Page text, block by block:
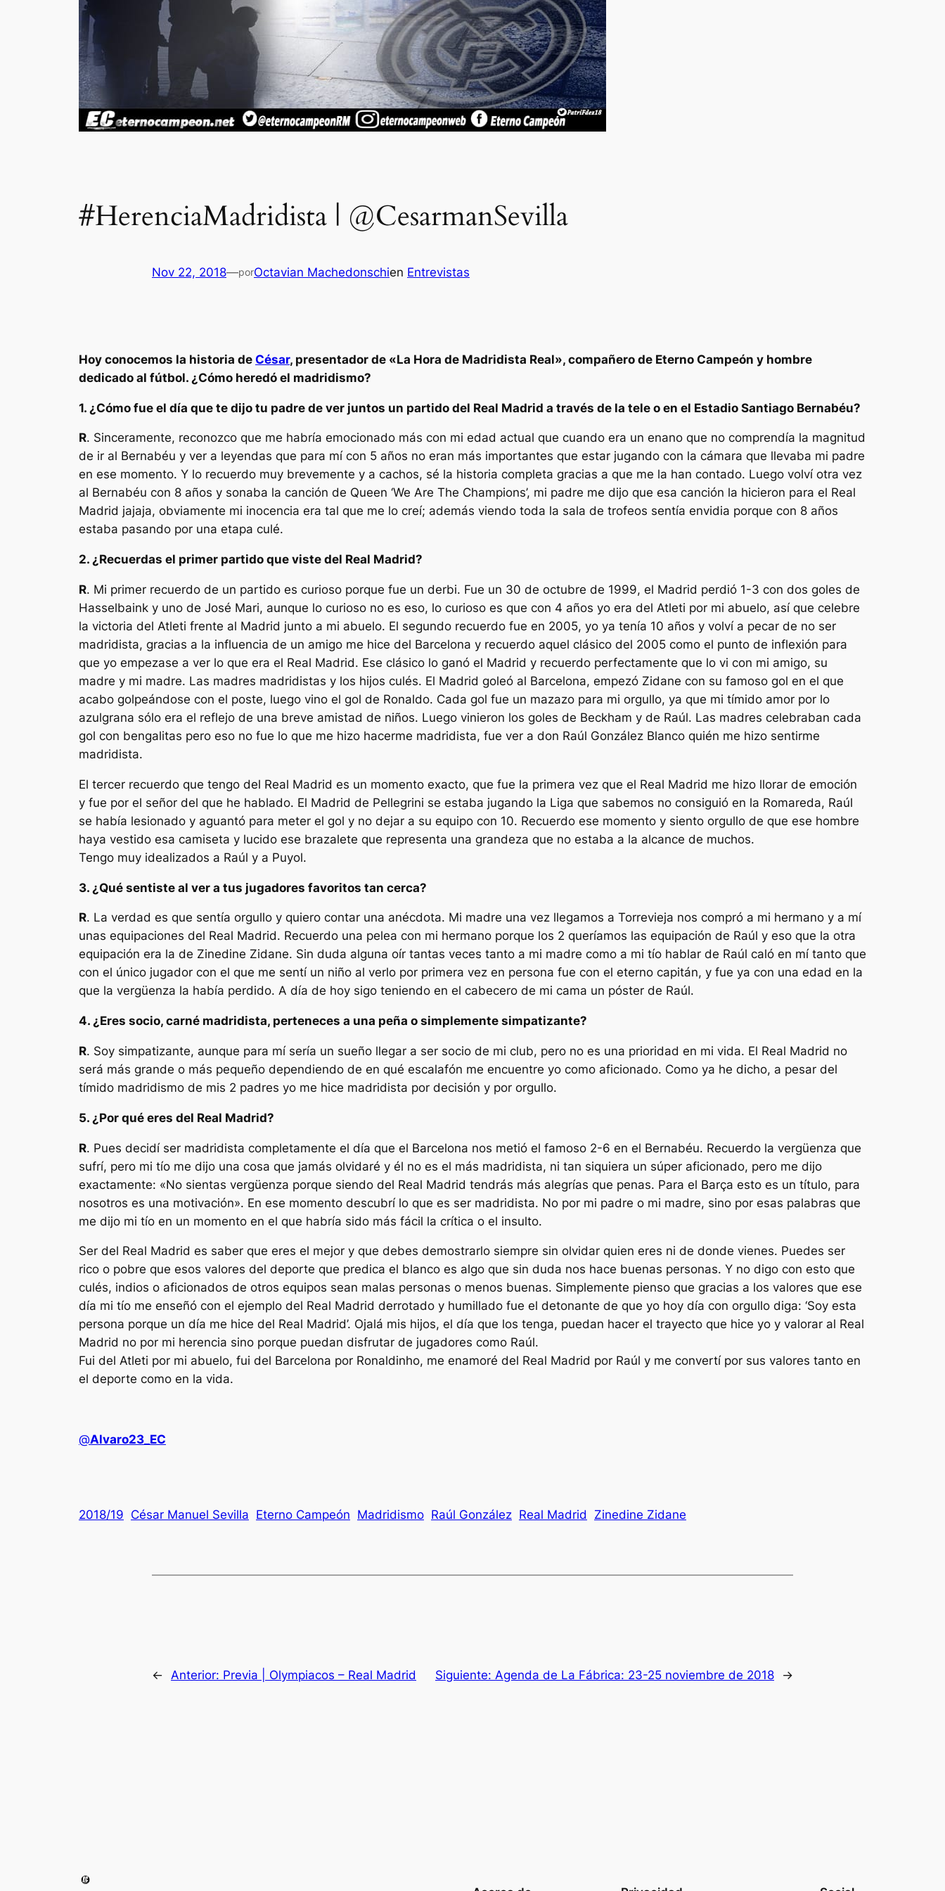
#HerenciaMadridista | @CesarmanSevilla
Nov 22, 2018—porOctavian Machedonschien Entrevistas
Hoy conocemos la historia de César, presentador de «La Hora de Madridista Real», compañero de Eterno Campeón y hombre
dedicado al fútbol. ¿Cómo heredó el madridismo?
1. ¿Cómo fue el día que te dijo tu padre de ver juntos un partido del Real Madrid a través de la tele o en el Estadio Santiago Bernabéu?
R. Sinceramente, reconozco que me habría emocionado más con mi edad actual que cuando era un enano que no comprendía la magnitud
de ir al Bernabéu y ver a leyendas que para mí con 5 años no eran más importantes que estar jugando con la cámara que llevaba mi padre
en ese momento. Y lo recuerdo muy brevemente y a cachos, sé la historia completa gracias a que me la han contado. Luego volví otra vez
al Bernabéu con 8 años y sonaba la canción de Queen ‘We Are The Champions’, mi padre me dijo que esa canción la hicieron para el Real
Madrid jajaja, obviamente mi inocencia era tal que me lo creí; además viendo toda la sala de trofeos sentía envidia porque con 8 años
estaba pasando por una etapa culé.
2. ¿Recuerdas el primer partido que viste del Real Madrid?
R. Mi primer recuerdo de un partido es curioso porque fue un derbi. Fue un 30 de octubre de 1999, el Madrid perdió 1-3 con dos goles de
Hasselbaink y uno de José Mari, aunque lo curioso no es eso, lo curioso es que con 4 años yo era del Atleti por mi abuelo, así que celebre
la victoria del Atleti frente al Madrid junto a mi abuelo. El segundo recuerdo fue en 2005, yo ya tenía 10 años y volví a pecar de no ser
madridista, gracias a la influencia de un amigo me hice del Barcelona y recuerdo aquel clásico del 2005 como el punto de inflexión para
que yo empezase a ver lo que era el Real Madrid. Ese clásico lo ganó el Madrid y recuerdo perfectamente que lo vi con mi amigo, su
madre y mi madre. Las madres madridistas y los hijos culés. El Madrid goleó al Barcelona, empezó Zidane con su famoso gol en el que
acabo golpeándose con el poste, luego vino el gol de Ronaldo. Cada gol fue un mazazo para mi orgullo, ya que mi tímido amor por lo
azulgrana sólo era el reflejo de una breve amistad de niños. Luego vinieron los goles de Beckham y de Raúl. Las madres celebraban cada
gol con bengalitas pero eso no fue lo que me hizo hacerme madridista, fue ver a don Raúl González Blanco quién me hizo sentirme
madridista.
El tercer recuerdo que tengo del Real Madrid es un momento exacto, que fue la primera vez que el Real Madrid me hizo llorar de emoción
y fue por el señor del que he hablado. El Madrid de Pellegrini se estaba jugando la Liga que sabemos no consiguió en la Romareda, Raúl
se había lesionado y aguantó para meter el gol y no dejar a su equipo con 10. Recuerdo ese momento y siento orgullo de que ese hombre
haya vestido esa camiseta y lucido ese brazalete que representa una grandeza que no estaba a la alcance de muchos.
Tengo muy idealizados a Raúl y a Puyol.
3. ¿Qué sentiste al ver a tus jugadores favoritos tan cerca?
R. La verdad es que sentía orgullo y quiero contar una anécdota. Mi madre una vez llegamos a Torrevieja nos compró a mi hermano y a mí
unas equipaciones del Real Madrid. Recuerdo una pelea con mi hermano porque los 2 queríamos las equipación de Raúl y eso que la otra
equipación era la de Zinedine Zidane. Sin duda alguna oír tantas veces tanto a mi madre como a mi tío hablar de Raúl caló en mí tanto que
con el único jugador con el que me sentí un niño al verlo por primera vez en persona fue con el eterno capitán, y fue ya con una edad en la
que la vergüenza la había perdido. A día de hoy sigo teniendo en el cabecero de mi cama un póster de Raúl.
4. ¿Eres socio, carné madridista, perteneces a una peña o simplemente simpatizante?
R. Soy simpatizante, aunque para mí sería un sueño llegar a ser socio de mi club, pero no es una prioridad en mi vida. El Real Madrid no
será más grande o más pequeño dependiendo de en qué escalafón me encuentre yo como aficionado. Como ya he dicho, a pesar del
tímido madridismo de mis 2 padres yo me hice madridista por decisión y por orgullo.
5. ¿Por qué eres del Real Madrid?
R. Pues decidí ser madridista completamente el día que el Barcelona nos metió el famoso 2-6 en el Bernabéu. Recuerdo la vergüenza que
sufrí, pero mi tío me dijo una cosa que jamás olvidaré y él no es el más madridista, ni tan siquiera un súper aficionado, pero me dijo
exactamente: «No sientas vergüenza porque siendo del Real Madrid tendrás más alegrías que penas. Para el Barça esto es un título, para
nosotros es una motivación». En ese momento descubrí lo que es ser madridista. No por mi padre o mi madre, sino por esas palabras que
me dijo mi tío en un momento en el que habría sido más fácil la crítica o el insulto.
Ser del Real Madrid es saber que eres el mejor y que debes demostrarlo siempre sin olvidar quien eres ni de donde vienes. Puedes ser
rico o pobre que esos valores del deporte que predica el blanco es algo que sin duda nos hace buenas personas. Y no digo con esto que
culés, indios o aficionados de otros equipos sean malas personas o menos buenas. Simplemente pienso que gracias a los valores que ese
día mi tío me enseñó con el ejemplo del Real Madrid derrotado y humillado fue el detonante de que yo hoy día con orgullo diga: ‘Soy esta
persona porque un día me hice del Real Madrid’. Ojalá mis hijos, el día que los tenga, puedan hacer el trayecto que hice yo y valorar al Real
Madrid no por mi herencia sino porque puedan disfrutar de jugadores como Raúl.
Fui del Atleti por mi abuelo, fui del Barcelona por Ronaldinho, me enamoré del Real Madrid por Raúl y me convertí por sus valores tanto en
el deporte como en la vida.
@Alvaro23_EC
2018/19 César Manuel Sevilla Eterno Campeón Madridismo Raúl González Real Madrid Zinedine Zidane
← Anterior: Previa | Olympiacos – Real Madrid Siguiente: Agenda de La Fábrica: 23-25 noviembre de 2018 →